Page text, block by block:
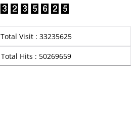
Total Visit : 33235625
Total Hits : 50269659